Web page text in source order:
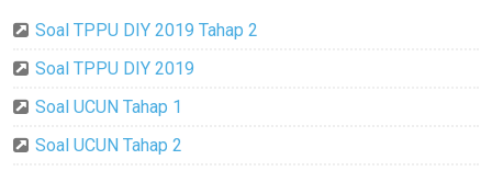
Soal TPPU DIY 2019 Tahap 2
Soal TPPU DIY 2019
Soal UCUN Tahap 1
Soal UCUN Tahap 2